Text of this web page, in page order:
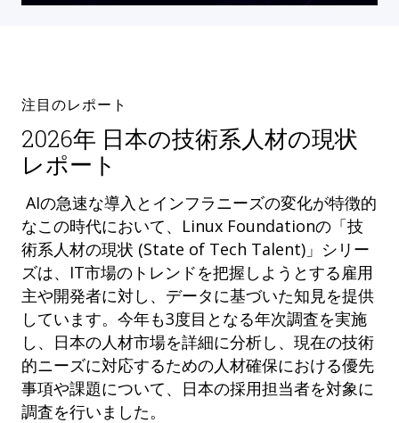
注目のレポート
2026年 日本の技術系人材の現状
レポート
AIの急速な導入とインフラニーズの変化が特徴的
なこの時代において、Linux Foundationの「技
術系人材の現状 (State of Tech Talent)」シリー
ズは、IT市場のトレンドを把握しようとする雇用
主や開発者に対し、データに基づいた知見を提供
しています。今年も3度目となる年次調査を実施
し、日本の人材市場を詳細に分析し、現在の技術
的ニーズに対応するための人材確保における優先
事項や課題について、日本の採用担当者を対象に
調査を行いました。